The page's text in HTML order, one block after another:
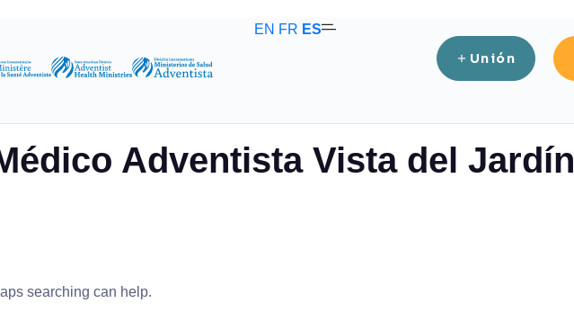
EN FR ES
Unión
Adventista Vista del Jardín
searching can help.